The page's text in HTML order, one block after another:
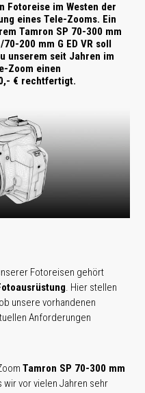
Fotoreise im Westen der
eines Tele-Zooms. Ein
Tamron SP 70-300 mm
200 mm G ED VR soll
unserem seit Jahren im
Zoom einen
€ rechtfertigt.
Fotoreisen gehört
. Hier stellen
unsere vorhandenen
Anforderungen
Tamron SP 70-300 mm
vor vielen Jahren sehr